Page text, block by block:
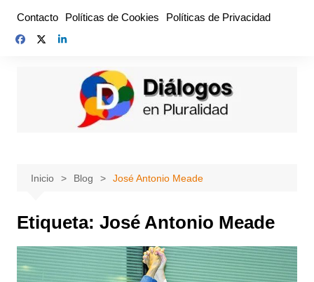
contenido
Contacto Políticas de Cookies Políticas de Privacidad
Inicio Blog José Antonio Meade
Etiqueta: José Antonio Meade